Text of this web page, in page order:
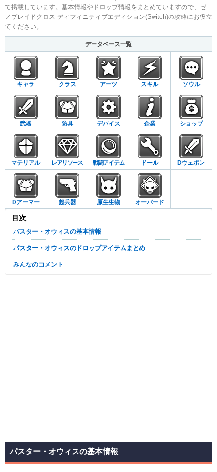
て掲載しています。基本情報やドロップ情報をまとめていますので、ゼ
ノブレイドクロス ディフィニティブエディション(Switch)の攻略にお役立
てください。
データベース一覧
キャラ クラス アーツ スキル ソウル
武器 防具 デバイス 企業 ショップ
マテリアル レアリソース 戦闘アイテム ドール Dウェポン
Dアーマー 超兵器 原生生物 オーバード
目次
パスター・オウィスの基本情報
パスター・オウィスのドロップアイテムまとめ
みんなのコメント
パスター・オウィスの基本情報